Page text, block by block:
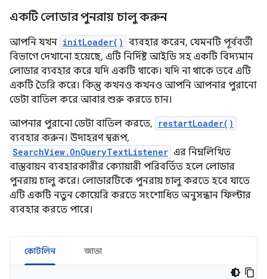
একটি লোডার পুনরায় চালু করুন
আপনি যখন initLoader() ব্যবহার করেন, যেমনটি পূর্ববর্তী
বিভাগে দেখানো হয়েছে, এটি নির্দিষ্ট আইডি সহ একটি বিদ্যমান
লোডার ব্যবহার করে যদি একটি থাকে। যদি না থাকে তবে এটি
একটি তৈরি করে। কিন্তু কখনও কখনও আপনি আপনার পুরানো
ডেটা বাতিল করে আবার শুরু করতে চান।
আপনার পুরানো ডেটা বাতিল করতে,
restartLoader()
ব্যবহার করুন। উদাহরণ স্বরূপ,
SearchView.OnQueryTextListener এর নিম্নলিখিত
বাস্তবায়ন ব্যবহারকারীর ক্যোয়ারী পরিবর্তিত হলে লোডার
পুনরায় চালু করে। লোডারটিকে পুনরায় চালু করতে হবে যাতে
এটি একটি নতুন কোয়েরি করতে সংশোধিত অনুসন্ধান ফিল্টার
ব্যবহার করতে পারে।
কোটলিন জাভা